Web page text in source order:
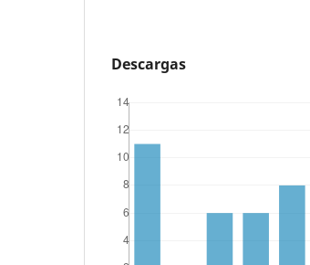
Descargas